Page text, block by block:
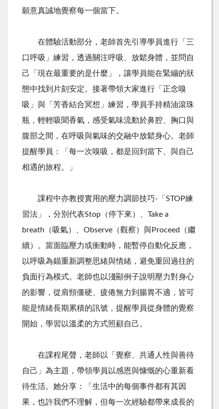
願意真誠地覺察每一個當下。
在體驗活動部分，老師首先引導學員進行「三
口呼吸」練習，透過關注呼吸、放鬆身體，並問自
己「現在最重要的是什麼」，讓學員能在緊繃的狀
態中找到片刻安定。接著帶領大家進行「正念嗅
吸」與「芳香結合冥想」練習，學員手持精油滾珠
瓶，輕輕吸聞香氣，感受氣味流動於鼻腔、胸口與
腹部之間，在呼吸與氣味的交融中放鬆身心。老師
提醒學員：「每一次嗅吸，都是回到當下、與自己
相遇的旅程。」
課程中亦教授實用的壓力調節技巧- 「 STOP練
習法」，分別代表Stop （停下來）、 Take a
breath （吸氣）、 Observe （觀察）與Proceed
（繼
續）。當面臨壓力或衝動時，能暫停自動化反應，
以呼吸為錨重新調整思緒與情緒，避免重回過往的
負面行為模式。老師也以淺顯例子說明壓力對身心
的影響，從肩頸僵硬、疲倦無力到腸胃不適，皆可
能是情緒長期累積的訊號，提醒學員從身體的覺察
開始，學習以溫柔的方式照顧自己。
在課程尾聲，老師以「覺察、共通人性與善待
自己」為主題，帶領學員以感恩與慷慨的心重新看
待生活。她分享：「生活中的每個事件都有其因
果，也許我們不理解，但每一次經驗都帶來成長的